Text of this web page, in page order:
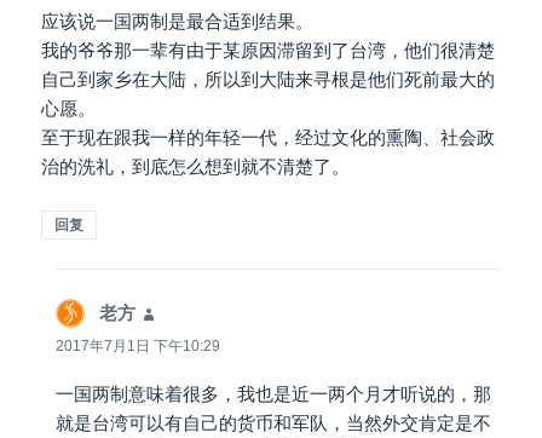
应该说一国两制是最合适到结果。
我的爷爷那一辈有由于某原因滞留到了台湾，他们很清楚
自己到家乡在大陆，所以到大陆来寻根是他们死前最大的
心愿。
至于现在跟我一样的年轻一代，经过文化的熏陶、社会政
治的洗礼，到底怎么想到就不清楚了。
回复
老方
道：
2017年7月1日 下午10:29
一国两制意味着很多，我也是近一两个月才听说的，那
就是台湾可以有自己的货币和军队，当然外交肯定是不